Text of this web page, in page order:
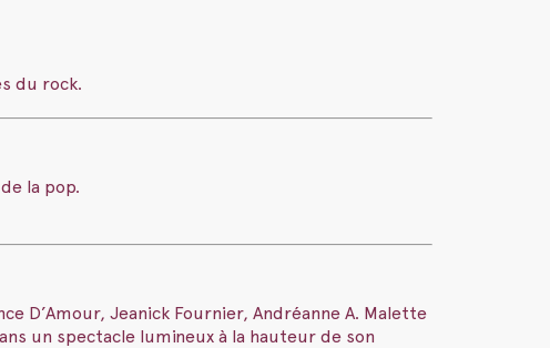
du rock.
la pop.
D’Amour, Jeanick Fournier, Andréanne A. Malette
un spectacle lumineux à la hauteur de son